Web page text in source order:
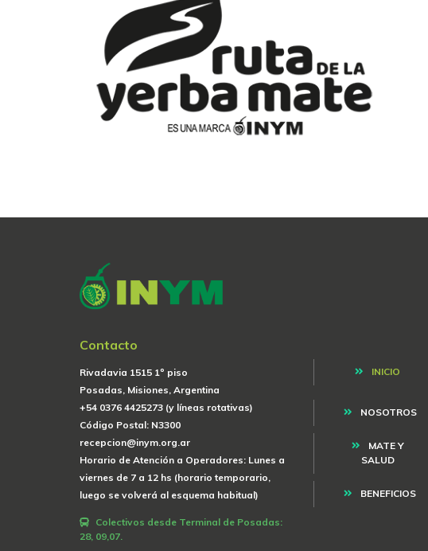
Contacto
Rivadavia 1515 1º piso
Posadas, Misiones, Argentina
+54 0376 4425273 (y líneas rotativas)
Código Postal: N3300
recepcion@inym.org.ar
Horario de Atención a Operadores: Lunes a
viernes de 7 a 12 hs (horario temporario,
luego se volverá al esquema habitual)
Colectivos desde Terminal de Posadas:
28, 09,07.
INICIO
NOSOTROS
MATE Y
SALUD
BENEFICIOS